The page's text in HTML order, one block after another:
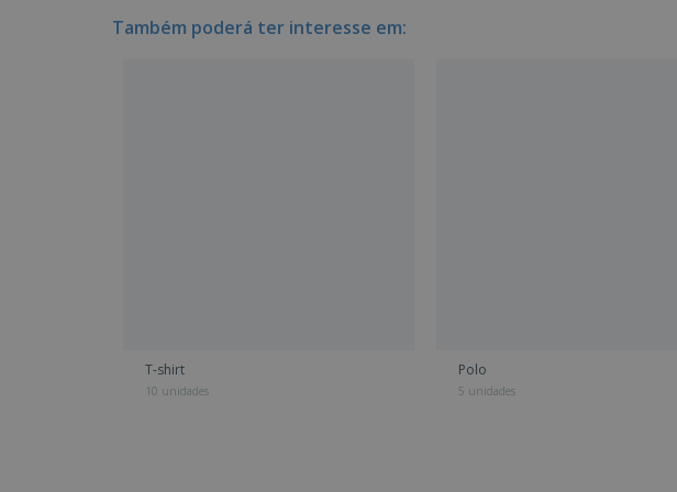
Também poderá ter interesse em:
T-shirt
10 unidades
Polo
5 unidades